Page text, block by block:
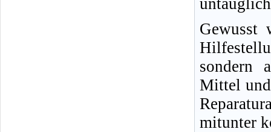
Gewusst
sondern
Mittel und
mitunter